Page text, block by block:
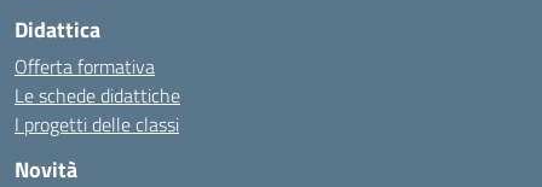
Didattica
Offerta formativa
Le schede didattiche
I progetti delle classi
Novità